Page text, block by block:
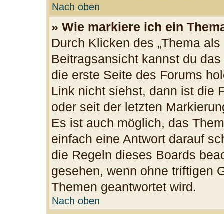
Nach oben
» Wie markiere ich ein
Durch Klicken des „Thema
Beitragsansicht kannst du
die erste Seite des Forums
Link nicht siehst, dann ist die
oder seit der letzten
Es ist auch möglich, das
einfach eine Antwort darauf
die Regeln dieses Boards
gesehen, wenn ohne triftigen
Themen geantwortet wird.
Nach oben